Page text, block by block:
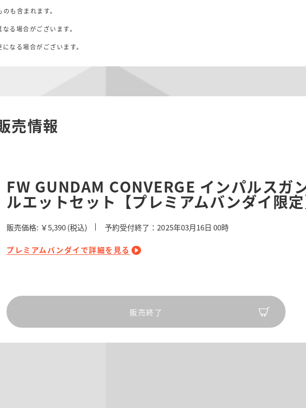
も含まれます。
る場合がございます。
なる場合がございます。
売情報
FW GUNDAM CONVERGE インパルスガ
ルエットセット【プレミアムバンダイ限定
販売価格: ￥5,390(税込) 予約受付終了：2025年03月16日 00時
プレミアムバンダイで詳細を見る
販売終了